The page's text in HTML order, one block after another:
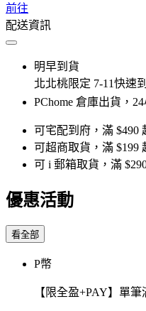
前往
配送資訊
明早到貨
北北桃限定 7-11快速
PChome 倉庫出貨，
可宅配到府，滿 $490
可超商取貨，滿 $199
可 i 郵箱取貨，滿
優惠活動
看全部
P幣
【限全盈+PAY】單筆